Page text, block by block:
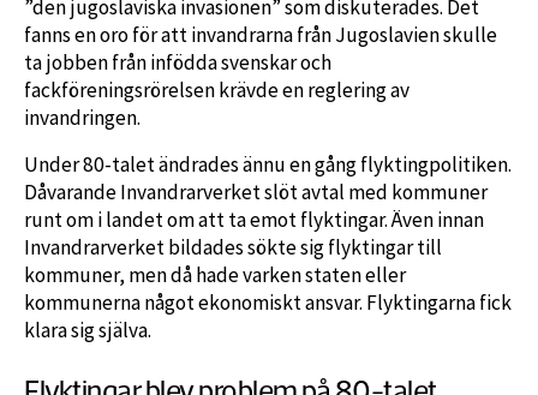
”den jugoslaviska invasionen” som diskuterades. Det
fanns en oro för att invandrarna från Jugoslavien skulle
ta jobben från infödda svenskar och
fackföreningsrörelsen krävde en reglering av
invandringen.
Under 80-talet ändrades ännu en gång flyktingpolitiken.
Dåvarande Invandrarverket slöt avtal med kommuner
runt om i landet om att ta emot flyktingar. Även innan
Invandrarverket bildades sökte sig flyktingar till
kommuner, men då hade varken staten eller
kommunerna något ekonomiskt ansvar. Flyktingarna fick
klara sig själva.